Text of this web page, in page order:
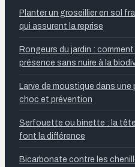
Planter un groseillier en sol
qui assurent la reprise
Rongeurs du jardin :
présence sans nuire à la
Larve de moustique dans une
choc et prévention
Serfouette ou binette : la
font la différence
Bicarbonate contre les